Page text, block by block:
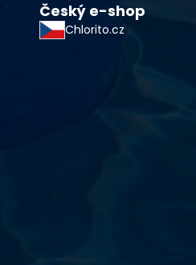
Český e-shop
Chlorito.cz
vodu a